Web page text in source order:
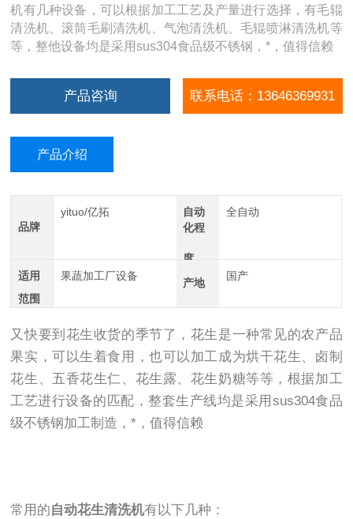
机有几种设备，可以根据加工工艺及产量进行选择，有毛辊
清洗机、滚筒毛刷清洗机、气泡清洗机、毛辊喷淋清洗机等
等，整他设备均是采用sus304食品级不锈钢，*，值得信赖
产品咨询 联系电话：13646369931
产品介绍
品牌
yituo/亿拓
自动
化程
度
全自动
适用
范围
果蔬加工厂设备
产地
国产
又快要到花生收货的季节了，花生是一种常见的农产品
果实，可以生着食用，也可以加工成为烘干花生、卤制
花生、五香花生仁、花生露、花生奶糖等等，根据加工
工艺进行设备的匹配，整套生产线均是采用sus304食品
级不锈钢加工制造，*，值得信赖
常用的自动花生清洗机有以下几种：